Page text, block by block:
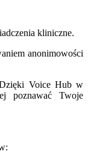
kliniczne.
anonimowości
Voice Hub w
poznawać Twoje